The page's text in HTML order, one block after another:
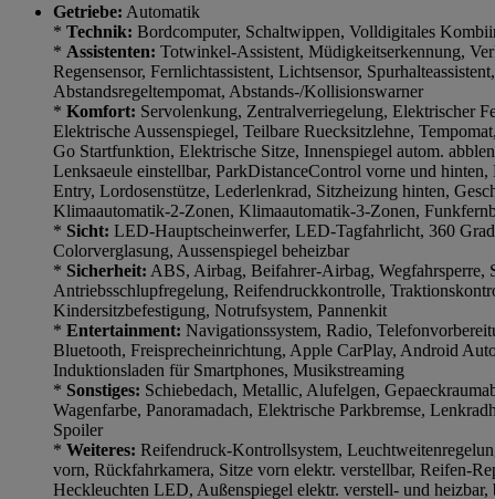
Getriebe: Automatik
* Technik: Bordcomputer, Schaltwippen, Volldigitales
* Assistenten: Totwinkel-Assistent, Müdigkeitserkennung,
Regensensor, Fernlichtassistent, Lichtsensor,
Abstandsregeltempomat, Abstands-/Kollisionswarner
* Komfort: Servolenkung, Zentralverriegelung, Elektrischer
Elektrische Aussenspiegel, Teilbare Ruecksitzlehne,
Go Startfunktion, Elektrische Sitze, Innenspiegel autom.
Lenksaeule einstellbar, ParkDistanceControl vorne und
Entry, Lordosenstütze, Lederlenkrad, Sitzheizung hinten,
Klimaautomatik-2-Zonen, Klimaautomatik-3-Zonen,
* Sicht: LED-Hauptscheinwerfer, LED-Tagfahrlicht, 360
Colorverglasung, Aussenspiegel beheizbar
* Sicherheit: ABS, Airbag, Beifahrer-Airbag, Wegfahrsperre,
Antriebsschlupfregelung, Reifendruckkontrolle,
Kindersitzbefestigung, Notrufsystem, Pannenkit
* Entertainment: Navigationssystem, Radio,
Bluetooth, Freisprecheinrichtung, Apple CarPlay, Android
Induktionsladen für Smartphones, Musikstreaming
* Sonstiges: Schiebedach, Metallic, Alufelgen,
Wagenfarbe, Panoramadach, Elektrische Parkbremse,
Spoiler
* Weiteres: Reifendruck-Kontrollsystem,
vorn, Rückfahrkamera, Sitze vorn elektr. verstellbar, Reifen-
Heckleuchten LED, Außenspiegel elektr. verstell- und